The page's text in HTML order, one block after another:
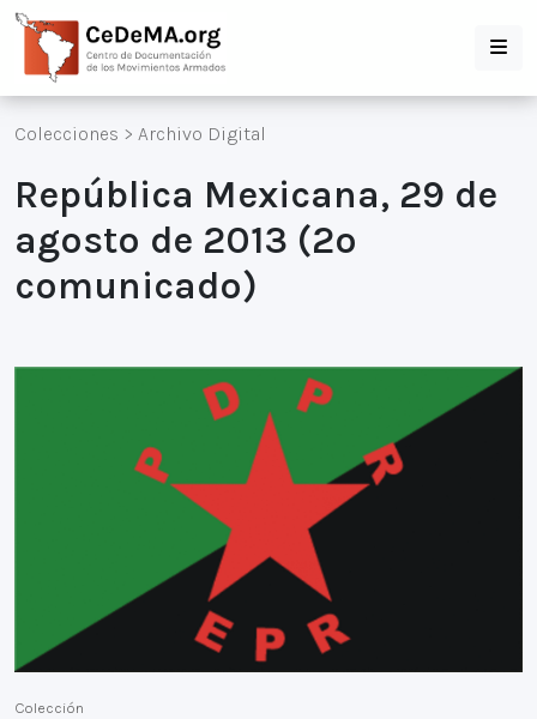
Colecciones > Archivo Digital
República Mexicana, 29 de
agosto de 2013 (2º
comunicado)
Colección